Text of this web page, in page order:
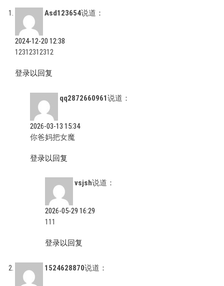
Asd123654说道：
2024-12-20 12:38
12312312312
登录以回复
qq2872660961说道：
2026-03-13 15:34
你爸妈把女魔
登录以回复
vsjsh说道：
2026-05-29 16:29
111
登录以回复
1524628870说道：